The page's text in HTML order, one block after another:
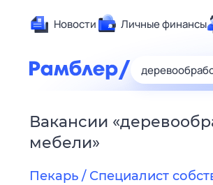
Новости Личные финансы
Вакансии «
мебели»
Пекарь / Специалист